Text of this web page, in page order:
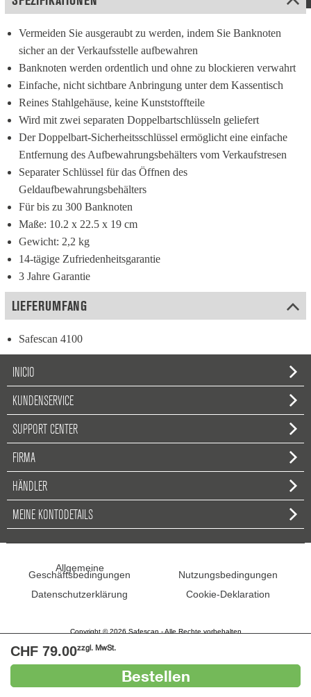
Vermeiden Sie ausgeraubt zu werden, indem Sie Banknoten
sicher an der Verkaufsstelle aufbewahren
Banknoten werden ordentlich und ohne zu blockieren verwahrt
Einfache, nicht sichtbare Anbringung unter dem Kassentisch
Reines Stahlgehäuse, keine Kunststoffteile
Wird mit zwei separaten Doppelbartschlüsseln geliefert
Der Doppelbart-Sicherheitsschlüssel ermöglicht eine einfache
Entfernung des Aufbewahrungsbehälters vom Verkaufstresen
Separater Schlüssel für das Öffnen des
Geldaufbewahrungsbehälters
Für bis zu 300 Banknoten
Maße: 10.2 x 22.5 x 19 cm
Gewicht: 2,2 kg
14-tägige Zufriedenheitsgarantie
3 Jahre Garantie
LIEFERUMFANG
Safescan 4100
INICIO
KUNDENSERVICE
SUPPORT CENTER
FIRMA
HÄNDLER
MEINE KONTODETAILS
Allgemeine
Geschäftsbedingungen
Nutzungsbedingungen
Datenschutzerklärung
Cookie-Deklaration
Copyright © 2026 Safescan - Alle Rechte vorbehalten
CHF 79.00zzgl. MwSt.
Bestellen